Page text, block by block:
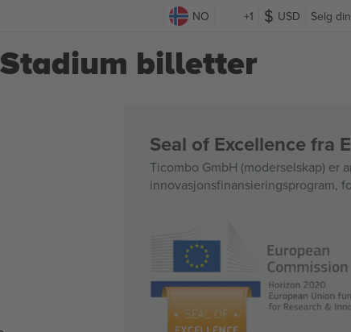
NO +1 USD Selg
billetter
Seal of Excellence fra
Ticombo GmbH (moderselskap) er
innovasjonsfinansieringsprogram,